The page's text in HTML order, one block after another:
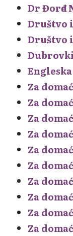
Dr Đorđe
Društvo
Društvo
Za
Za
Za
Za
Za
Za
Za
Za
Za
Za